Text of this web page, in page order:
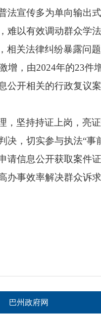
法宣传多为单向输出
难以有效调动群众学
相关法律纠纷暴露问题
增，由2024年的23件
公开相关的行政复议案
，坚持持证上岗，亮
决，切实参与执法“事
请信息公开获取案件
办事效率解决群众诉求
巴州政府网